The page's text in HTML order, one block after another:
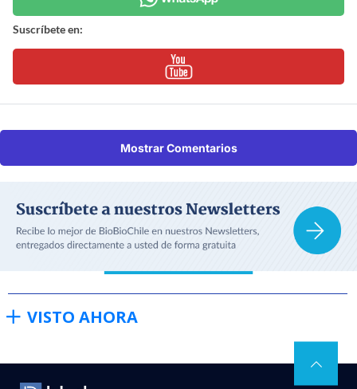
Suscríbete en:
Mostrar Comentarios
VISTO AHORA